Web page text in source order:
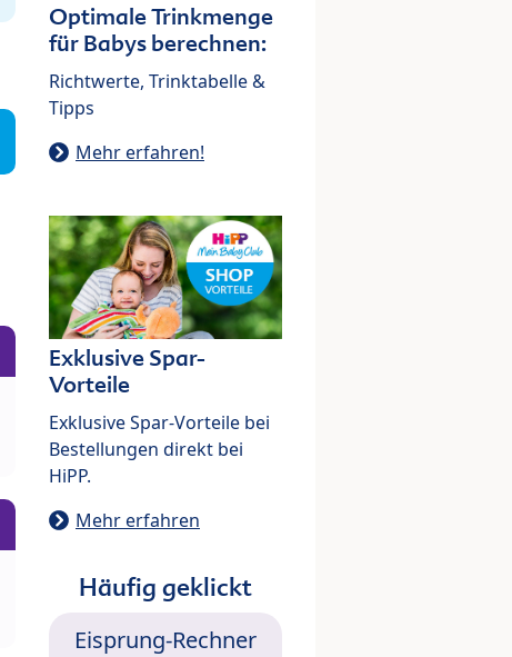
Optimale Trinkmenge
für Babys berechnen:
Richtwerte, Trinktabelle &
Tipps
Mehr erfahren!
Exklusive Spar-
Vorteile
Exklusive Spar-Vorteile bei
Bestellungen direkt bei
HiPP.
Mehr erfahren
Häufig geklickt
Eisprung-Rechner